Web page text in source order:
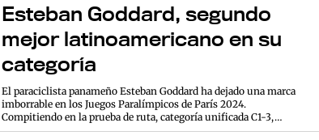
Esteban Goddard, segundo
mejor latinoamericano en su
categoría
El paraciclista panameño Esteban Goddard ha dejado una marca
imborrable en los Juegos Paralímpicos de París 2024.
Compitiendo en la prueba de ruta, categoría unificada C1-3,
Goddard demostró su tenacidad y habilidad al recorrer los 71.0